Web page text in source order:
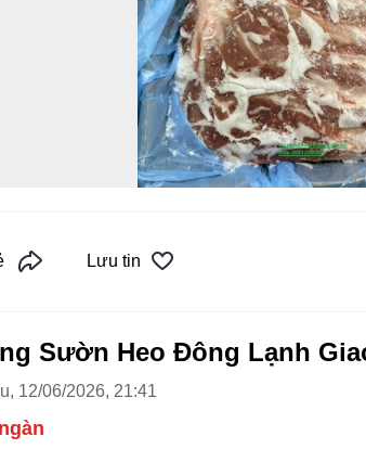
Lưu tin
Sườn Heo Đông Lạnh
12/06/2026, 21:41